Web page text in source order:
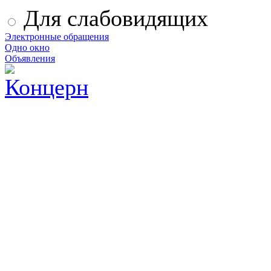
Для слабовидящих
Электронные обращения
Одно окно
Объявления